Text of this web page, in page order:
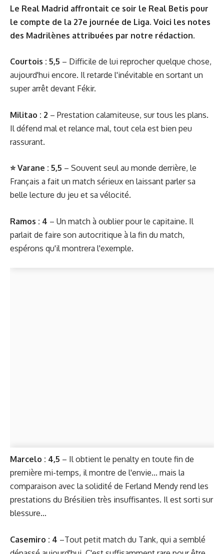
Le Real Madrid affrontait ce soir le Real Betis pour
le compte de la 27e journée de Liga. Voici les notes
des Madrilènes attribuées par notre rédaction.
Courtois : 5,5 – Difficile de lui reprocher quelque chose,
aujourd'hui encore. Il retarde l'inévitable en sortant un
super arrêt devant Fékir.
Militao : 2 – Prestation calamiteuse, sur tous les plans.
Il défend mal et relance mal, tout cela est bien peu
rassurant.
⭐ Varane : 5,5 – Souvent seul au monde derrière, le
Français a fait un match sérieux en laissant parler sa
belle lecture du jeu et sa vélocité.
Ramos : 4 – Un match à oublier pour le capitaine. Il
parlait de faire son autocritique à la fin du match,
espérons qu'il montrera l'exemple.
Marcelo : 4,5 – Il obtient le penalty en toute fin de
première mi-temps, il montre de l'envie... mais la
comparaison avec la solidité de Ferland Mendy rend les
prestations du Brésilien très insuffisantes. Il est sorti sur
blessure...
Casemiro : 4 –Tout petit match du Tank, qui a semblé